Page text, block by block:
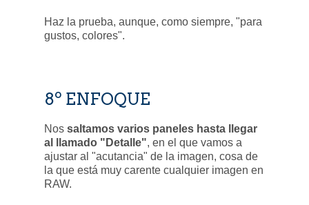
Haz la prueba, aunque, como siempre, "para
gustos, colores".
8º ENFOQUE
Nos saltamos varios paneles hasta llegar
al llamado "Detalle", en el que vamos a
ajustar al "acutancia" de la imagen, cosa de
la que está muy carente cualquier imagen en
RAW.